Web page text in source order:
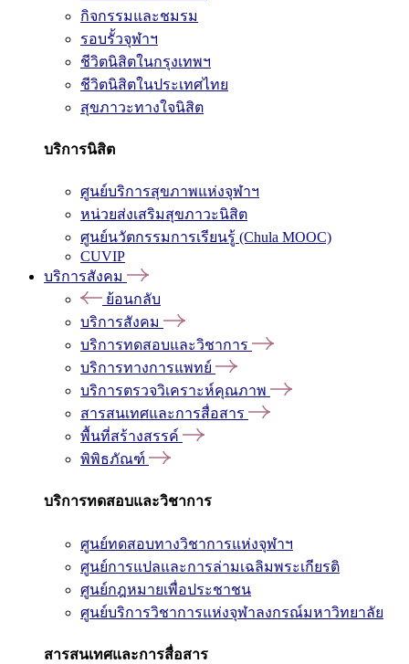
กิจกรรมและชมรม
รอบรั้วจุฬาฯ
ชีวิตนิสิตในกรุงเทพฯ
ชีวิตนิสิตในประเทศไทย
สุขภาวะทางใจนิสิต
บริการนิสิต
ศูนย์บริการสุขภาพแห่งจุฬาฯ
หน่วยส่งเสริมสุขภาวะนิสิต
ศูนย์นวัตกรรมการเรียนรู้ (Chula MOOC)
CUVIP
บริการสังคม
ย้อนกลับ
บริการสังคม
บริการทดสอบและวิชาการ
บริการทางการแพทย์
บริการตรวจวิเคราะห์คุณภาพ
สารสนเทศและการสื่อสาร
พื้นที่สร้างสรรค์
พิพิธภัณฑ์
บริการทดสอบและวิชาการ
ศูนย์ทดสอบทางวิชาการแห่งจุฬาฯ
ศูนย์การแปลและการล่ามเฉลิมพระเกียรติ
ศูนย์กฎหมายเพื่อประชาชน
ศูนย์บริการวิชาการแห่งจุฬาลงกรณ์มหาวิทยาลัย
สารสนเทศและการสื่อสาร